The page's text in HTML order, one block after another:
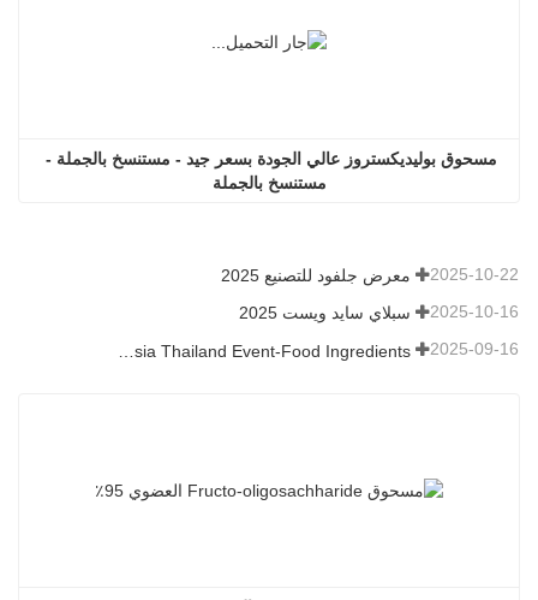
مستنسخ بالجملة
معرض جلفود للتصنيع 2025 2025-10-22
سبلاي سايد ويست 2025 2025-10-16
2025-09-16